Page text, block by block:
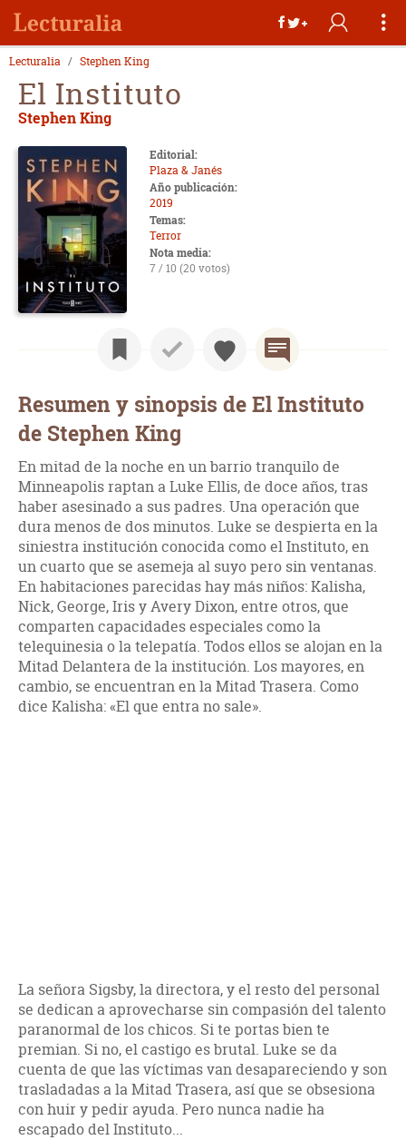
Lecturalia Stephen King
El Instituto
Stephen King
Editorial:
Plaza & Janés
Año publicación:
2019
Temas:
Terror
Nota media:
7 / 10 (20 votos)
Resumen y sinopsis de El Instituto
de Stephen King
En mitad de la noche en un barrio tranquilo de
Minneapolis raptan a Luke Ellis, de doce años, tras
haber asesinado a sus padres. Una operación que
dura menos de dos minutos. Luke se despierta en la
siniestra institución conocida como el Instituto, en
un cuarto que se asemeja al suyo pero sin ventanas.
En habitaciones parecidas hay más niños: Kalisha,
Nick, George, Iris y Avery Dixon, entre otros, que
comparten capacidades especiales como la
telequinesia o la telepatía. Todos ellos se alojan en la
Mitad Delantera de la institución. Los mayores, en
cambio, se encuentran en la Mitad Trasera. Como
dice Kalisha: «El que entra no sale».
La señora Sigsby, la directora, y el resto del personal
se dedican a aprovecharse sin compasión del talento
paranormal de los chicos. Si te portas bien te
premian. Si no, el castigo es brutal. Luke se da
cuenta de que las víctimas van desapareciendo y son
trasladadas a la Mitad Trasera, así que se obsesiona
con huir y pedir ayuda. Pero nunca nadie ha
escapado del Instituto...